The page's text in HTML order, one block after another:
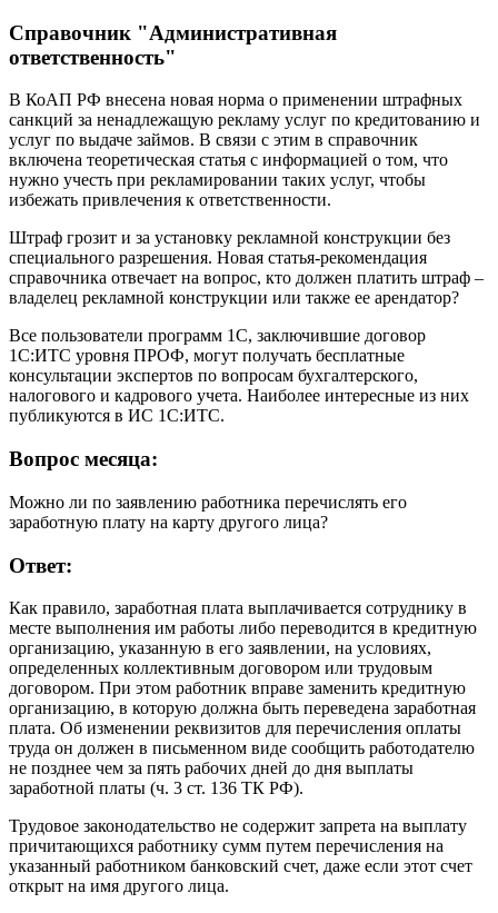
Справочник "Административная
ответственность"
В КоАП РФ внесена новая норма о применении штрафных
санкций за ненадлежащую рекламу услуг по кредитованию и
услуг по выдаче займов. В связи с этим в справочник
включена теоретическая статья с информацией о том, что
нужно учесть при рекламировании таких услуг, чтобы
избежать привлечения к ответственности.
Штраф грозит и за установку рекламной конструкции без
специального разрешения. Новая статья-рекомендация
справочника отвечает на вопрос, кто должен платить штраф –
владелец рекламной конструкции или также ее арендатор?
Все пользователи программ 1С, заключившие договор
1С:ИТС уровня ПРОФ, могут получать бесплатные
консультации экспертов по вопросам бухгалтерского,
налогового и кадрового учета. Наиболее интересные из них
публикуются в ИС 1С:ИТС.
Вопрос месяца:
Можно ли по заявлению работника перечислять его
заработную плату на карту другого лица?
Ответ:
Как правило, заработная плата выплачивается сотруднику в
месте выполнения им работы либо переводится в кредитную
организацию, указанную в его заявлении, на условиях,
определенных коллективным договором или трудовым
договором. При этом работник вправе заменить кредитную
организацию, в которую должна быть переведена заработная
плата. Об изменении реквизитов для перечисления оплаты
труда он должен в письменном виде сообщить работодателю
не позднее чем за пять рабочих дней до дня выплаты
заработной платы (ч. 3 ст. 136 ТК РФ).
Трудовое законодательство не содержит запрета на выплату
причитающихся работнику сумм путем перечисления на
указанный работником банковский счет, даже если этот счет
открыт на имя другого лица.